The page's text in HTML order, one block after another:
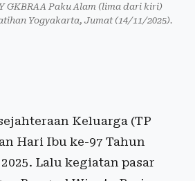
GKBRAA Paku Alam (lima dari kiri)
Yogyakarta, Jumat (14/11/2025).
Keluarga (TP
Hari Ibu ke-97 Tahun
Lalu kegiatan pasar